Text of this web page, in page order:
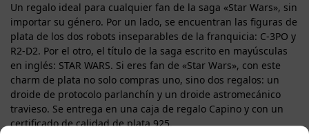
Un regalo ideal para cualquier fan de la saga «Star Wars», sin
importar su género. Por un lado, se encuentran las figuras de
plata de los dos robots inseparables de la franquicia: C-3PO y
R2-D2. Por el otro, el título de la saga escrito en mayúsculas
en inglés: STAR WARS. Si eres fan de «Star Wars», con este
charm de plata no solo compras uno, sino dos regalos: un
droide de protocolo parlanchín y un droide astromecánico
travieso. Se entrega en una caja de regalo Capino y con un
certificado de calidad de plata 925.